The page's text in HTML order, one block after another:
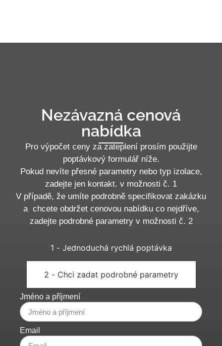
Nezávazná cenová
nabídka
Pro výpočet ceny za zateplení prosím použijte
poptávkový formulář níže.
Pokud nevíte přesné parametry nebo typ izolace,
zadejte jen kontakt. v možnosti č. 1
V případě, že umíte podrobně specifikovat zakázku
a chcete obdržet cenovou nabídku co nejdříve,
zadejte podrobné parametry v možnosti č. 2
1 - Jednoduchá rychlá poptávka
2 - Chci zadat podrobné parametry
Jméno a příjmení
Email